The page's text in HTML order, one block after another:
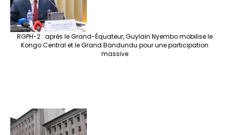
RGPH-2 : après le Grand-Équateur, Guylain Nyembo mobilise le
Kongo Central et le Grand Bandundu pour une participation
massive